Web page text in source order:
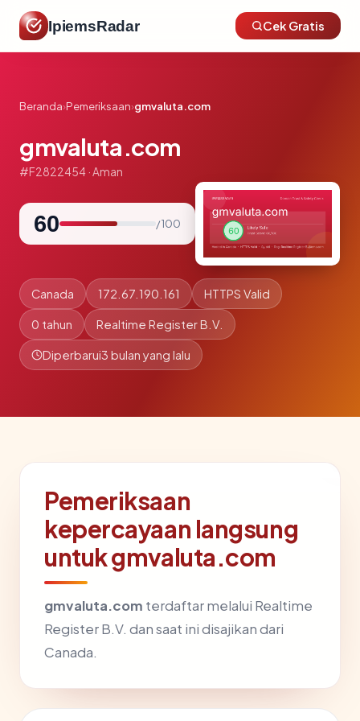
IpiemsRadar Cek Gratis
Beranda›Pemeriksaan›gmvaluta.com
gmvaluta.com
#F2822454 · Aman
60 / 100
Canada 172.67.190.161 HTTPS Valid
0 tahun Realtime Register B.V.
Diperbarui3 bulan yang lalu
Pemeriksaan
kepercayaan langsung
untuk gmvaluta.com
gmvaluta.com terdaftar melalui Realtime
Register B.V. dan saat ini disajikan dari
Canada.